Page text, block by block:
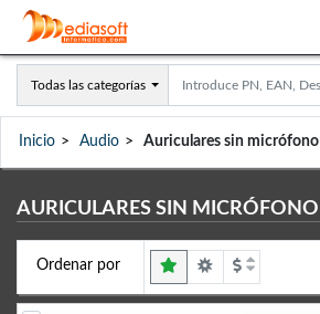
Todas las categorías
Inicio Audio Auriculares sin micrófono
AURICULARES SIN MICRÓFONO
Ordenar por